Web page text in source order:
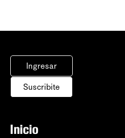
Ingresar
Suscribite
Inicio